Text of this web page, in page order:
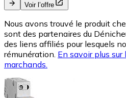
Voir l’offre
Nous avons trouvé le produit
sont des partenaires du
des liens affiliés pour lesquels
rémunération. En savoir plus
marchands.